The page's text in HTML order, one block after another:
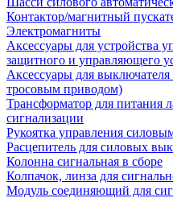
Контактор/магнитный
Электромагниты
Аксессуары для устройства
защитного и управляющего
Аксессуары для
тросовым приводом)
Трансформатор для питания
сигнализации
Рукоятка управления
Расцепитель для силовых
Колонна сигнальная в сборе
Колпачок, линза для
Модуль соединяющий для